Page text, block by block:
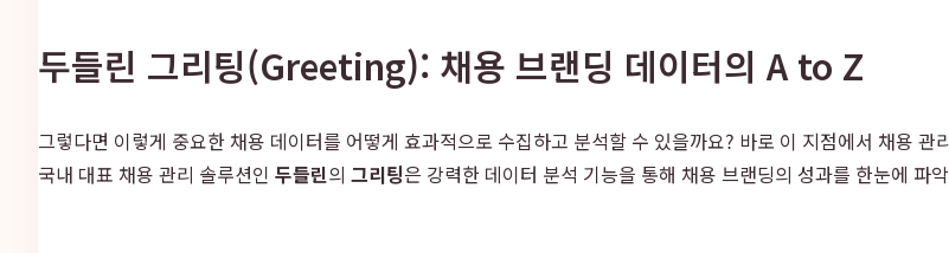
두들린 그리팅(Greeting): 채용 브랜딩 데이터의 A to Z
그렇다면 이렇게 중요한 채용 데이터를 어떻게 효과적으로 수집하고 분석할 수 있을까요? 바로 이 지점에서 채용
국내 대표 채용 관리 솔루션인 두들린의 그리팅은 강력한 데이터 분석 기능을 통해 채용 브랜딩의 성과를 한눈에 파